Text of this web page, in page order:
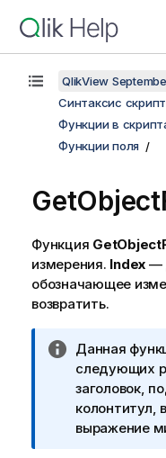
QlikView
Синтаксис
Функции в
Функции поля
Функция
измерения. Index —
обозначающее
возвратить.
П
р
и
м
е
Данная
следующих
заголовок,
колонтитул,
выражение